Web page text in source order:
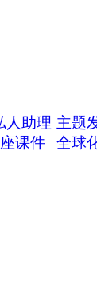
人助理
课件
主题
全球